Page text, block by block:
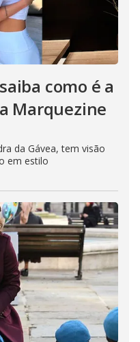
como é a
Marquezine
da Gávea, tem visão
em estilo